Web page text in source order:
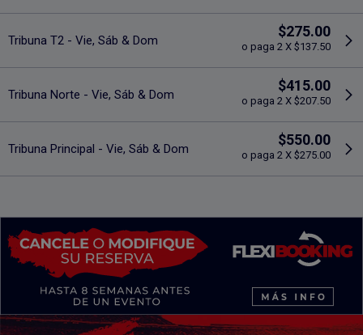
Tribuna T2 - Vie, Sáb & Dom
$275.00
o paga 2 X $137.50
Tribuna Norte - Vie, Sáb & Dom
$415.00
o paga 2 X $207.50
Tribuna Principal - Vie, Sáb & Dom
$550.00
o paga 2 X $275.00